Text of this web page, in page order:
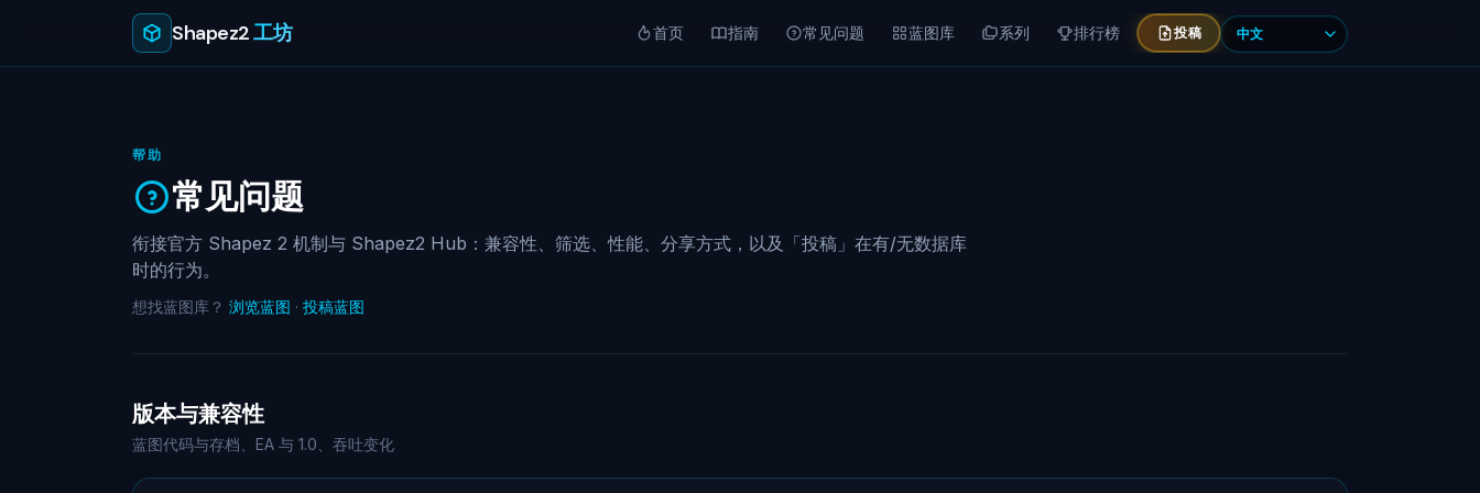
Shapez2工坊 首页 指南 常见问题 蓝图库 系列 排行榜 投稿
帮助
常见问题
衔接官方 Shapez 2 机制与 Shapez2 Hub：兼容性、筛选、性能、分享方式，以及「投稿」在有/无数据库
时的行为。
想找蓝图库？ 浏览蓝图 · 投稿蓝图
版本与兼容性
蓝图代码与存档、EA 与 1.0、吞吐变化